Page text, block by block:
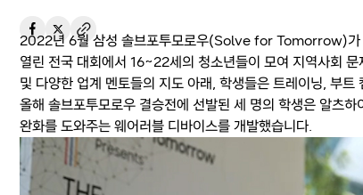
2022년 6월 삼성 솔브포투모로우(Solve for Tomorrow)가
열린 전국 대회에서 16~22세의 청소년들이 모여 지역사회
및 다양한 업계 멘토들의 지도 아래, 학생들은 트레이닝, 부
올해 솔브포투모로우 결승전에 선발된 세 명의 학생은 알츠
완화를 도와주는 웨어러블 디바이스를 개발했습니다.